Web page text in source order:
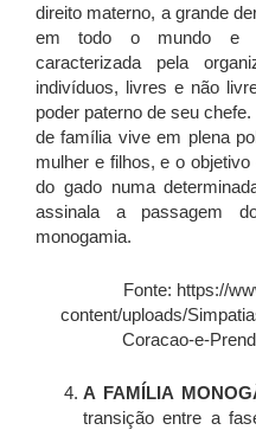
direito materno, a grande
em todo o mundo e
caracterizada pela
indivíduos, livres e não
poder paterno de seu
de família vive em plena
mulher e filhos, e o
do gado numa
assinala a passagem
monogamia.
Fonte: https://
content/uploads/
Coracao-e-
A FAMÍLIA
transição entre a